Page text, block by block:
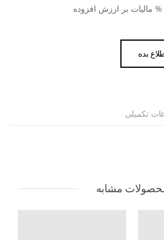
قیمت ها با احتساب 10 % مالیات بر ارزش افزوده
بده
تکمیلی
مشابه